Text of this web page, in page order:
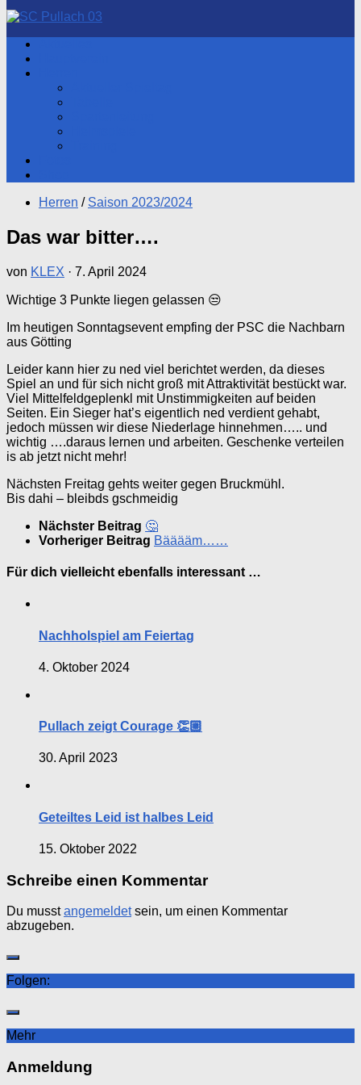
Herren / Saison 2023/2024
Das war bitter….
von KLEX · 7. April 2024
Wichtige 3 Punkte liegen gelassen 😒
Im heutigen Sonntagsevent empfing der PSC die Nachbarn
aus Götting
Leider kann hier zu ned viel berichtet werden, da dieses
Spiel an und für sich nicht groß mit Attraktivität bestückt war.
Viel Mittelfeldgeplenkl mit Unstimmigkeiten auf beiden
Seiten. Ein Sieger hat’s eigentlich ned verdient gehabt,
jedoch müssen wir diese Niederlage hinnehmen….. und
wichtig ….daraus lernen und arbeiten. Geschenke verteilen
is ab jetzt nicht mehr!
Nächsten Freitag gehts weiter gegen Bruckmühl.
Bis dahi – bleibds gschmeidig
Nächster Beitrag 🤔
Vorheriger Beitrag Bääääm……
Für dich vielleicht ebenfalls interessant …
Nachholspiel am Feiertag
4. Oktober 2024
Pullach zeigt Courage 👏🏼
30. April 2023
Geteiltes Leid ist halbes Leid
15. Oktober 2022
Schreibe einen Kommentar
Du musstangemeldetsein, um einen Kommentar
abzugeben.
Folgen:
Mehr
Anmeldung